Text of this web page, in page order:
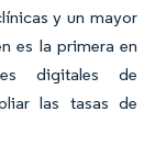
y un mayor
es la primera en
digitales de
las tasas de